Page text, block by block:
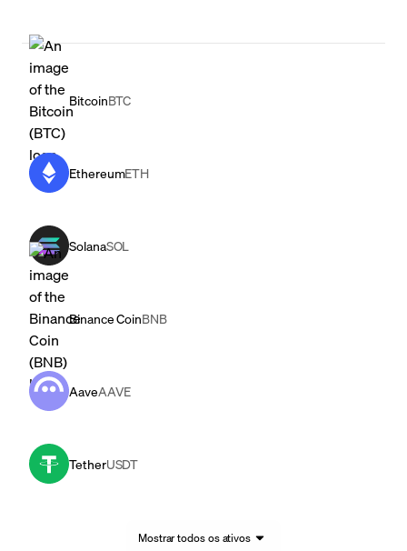
BitcoinBTC
EthereumETH
SolanaSOL
Binance CoinBNB
AaveAAVE
TetherUSDT
Mostrar todos os ativos